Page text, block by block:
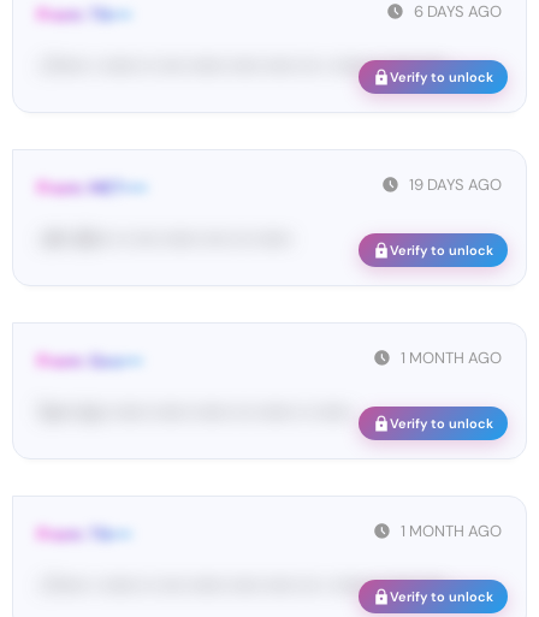
6 DAYS AGO
From: Tik•••
<T••••• • •••••• •• •••• •••••• ••••• ••••• ••• • •••••• •• •••• •••• ...
Verify to unlock
19 DAYS AGO
From: MET••••
Verify to unlock
1 MONTH AGO
From: Goo•••
Verify to unlock
1 MONTH AGO
From: Tik•••
<T••••• • •••••• •• •••• •••••• ••••• ••••• ••• • •••••• •• •••• •••• ...
Verify to unlock